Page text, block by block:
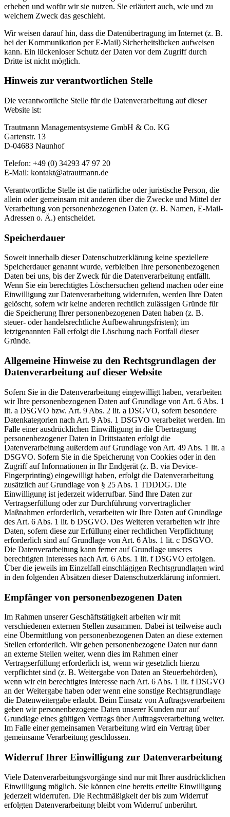
erheben und wofür wir sie nutzen. Sie erläutert auch, wie und zu
welchem Zweck das geschieht.
Wir weisen darauf hin, dass die Datenübertragung im Internet (z. B.
bei der Kommunikation per E-Mail) Sicherheitslücken aufweisen
kann. Ein lückenloser Schutz der Daten vor dem Zugriff durch
Dritte ist nicht möglich.
Hinweis zur verantwortlichen Stelle
Die verantwortliche Stelle für die Datenverarbeitung auf dieser
Website ist:
Trautmann Managementsysteme GmbH & Co. KG
Gartenstr. 13
D-04683 Naunhof
Telefon: +49 (0) 34293 47 97 20
E-Mail: kontakt@atrautmann.de
Verantwortliche Stelle ist die natürliche oder juristische Person, die
allein oder gemeinsam mit anderen über die Zwecke und Mittel der
Verarbeitung von personenbezogenen Daten (z. B. Namen, E-Mail-
Adressen o. Ä.) entscheidet.
Speicherdauer
Soweit innerhalb dieser Datenschutzerklärung keine speziellere
Speicherdauer genannt wurde, verbleiben Ihre personenbezogenen
Daten bei uns, bis der Zweck für die Datenverarbeitung entfällt.
Wenn Sie ein berechtigtes Löschersuchen geltend machen oder eine
Einwilligung zur Datenverarbeitung widerrufen, werden Ihre Daten
gelöscht, sofern wir keine anderen rechtlich zulässigen Gründe für
die Speicherung Ihrer personenbezogenen Daten haben (z. B.
steuer- oder handelsrechtliche Aufbewahrungsfristen); im
letztgenannten Fall erfolgt die Löschung nach Fortfall dieser
Gründe.
Allgemeine Hinweise zu den Rechtsgrundlagen der
Datenverarbeitung auf dieser Website
Sofern Sie in die Datenverarbeitung eingewilligt haben, verarbeiten
wir Ihre personenbezogenen Daten auf Grundlage von Art. 6 Abs. 1
lit. a DSGVO bzw. Art. 9 Abs. 2 lit. a DSGVO, sofern besondere
Datenkategorien nach Art. 9 Abs. 1 DSGVO verarbeitet werden. Im
Falle einer ausdrücklichen Einwilligung in die Übertragung
personenbezogener Daten in Drittstaaten erfolgt die
Datenverarbeitung außerdem auf Grundlage von Art. 49 Abs. 1 lit. a
DSGVO. Sofern Sie in die Speicherung von Cookies oder in den
Zugriff auf Informationen in Ihr Endgerät (z. B. via Device-
Fingerprinting) eingewilligt haben, erfolgt die Datenverarbeitung
zusätzlich auf Grundlage von § 25 Abs. 1 TDDDG. Die
Einwilligung ist jederzeit widerrufbar. Sind Ihre Daten zur
Vertragserfüllung oder zur Durchführung vorvertraglicher
Maßnahmen erforderlich, verarbeiten wir Ihre Daten auf Grundlage
des Art. 6 Abs. 1 lit. b DSGVO. Des Weiteren verarbeiten wir Ihre
Daten, sofern diese zur Erfüllung einer rechtlichen Verpflichtung
erforderlich sind auf Grundlage von Art. 6 Abs. 1 lit. c DSGVO.
Die Datenverarbeitung kann ferner auf Grundlage unseres
berechtigten Interesses nach Art. 6 Abs. 1 lit. f DSGVO erfolgen.
Über die jeweils im Einzelfall einschlägigen Rechtsgrundlagen wird
in den folgenden Absätzen dieser Datenschutzerklärung informiert.
Empfänger von personenbezogenen Daten
Im Rahmen unserer Geschäftstätigkeit arbeiten wir mit
verschiedenen externen Stellen zusammen. Dabei ist teilweise auch
eine Übermittlung von personenbezogenen Daten an diese externen
Stellen erforderlich. Wir geben personenbezogene Daten nur dann
an externe Stellen weiter, wenn dies im Rahmen einer
Vertragserfüllung erforderlich ist, wenn wir gesetzlich hierzu
verpflichtet sind (z. B. Weitergabe von Daten an Steuerbehörden),
wenn wir ein berechtigtes Interesse nach Art. 6 Abs. 1 lit. f DSGVO
an der Weitergabe haben oder wenn eine sonstige Rechtsgrundlage
die Datenweitergabe erlaubt. Beim Einsatz von Auftragsverarbeitern
geben wir personenbezogene Daten unserer Kunden nur auf
Grundlage eines gültigen Vertrags über Auftragsverarbeitung weiter.
Im Falle einer gemeinsamen Verarbeitung wird ein Vertrag über
gemeinsame Verarbeitung geschlossen.
Widerruf Ihrer Einwilligung zur Datenverarbeitung
Viele Datenverarbeitungsvorgänge sind nur mit Ihrer ausdrücklichen
Einwilligung möglich. Sie können eine bereits erteilte Einwilligung
jederzeit widerrufen. Die Rechtmäßigkeit der bis zum Widerruf
erfolgten Datenverarbeitung bleibt vom Widerruf unberührt.